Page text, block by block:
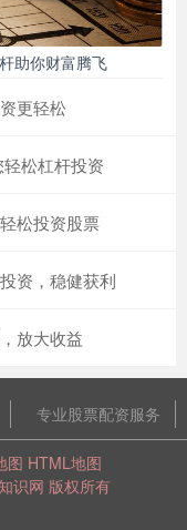
助你财富腾飞
更轻松
松杠杆投资
松投资股票
资，稳健获利
放大收益
专业股票配资服务
图 HTML地图
识网 版权所有